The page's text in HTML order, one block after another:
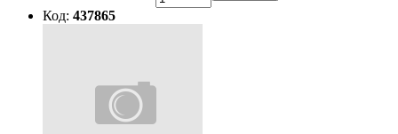
Код: 437865